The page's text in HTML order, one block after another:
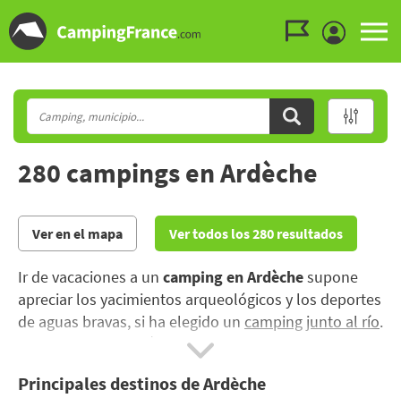
280 campings en Ardèche
Ver en el mapa Ver todos los 280 resultados
Ir de vacaciones a un camping en Ardèchesupone
apreciar los yacimientos arqueológicos y los deportes
de aguas bravas, si ha elegido un camping junto al río.
casa móvil en un camping con piscina
Principales destinos de Ardèche